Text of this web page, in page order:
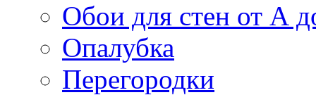
Обои для стен от А
Опалубка
Перегородки